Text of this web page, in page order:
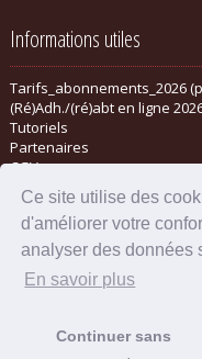
Ce site utilise des
d'améliorer votre
analyser des données
En savoir plus
Continuer sans
Informations utiles
Tarifs_abonnements_2026
(Ré)Adh./(ré)abt en ligne
Tutoriels
Partenaires
CGV